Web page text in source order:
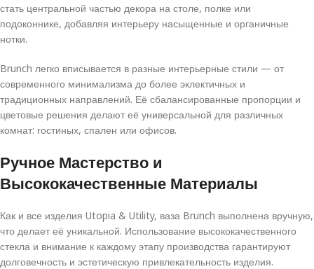
стать центральной частью декора на столе, полке или
подоконнике, добавляя интерьеру насыщенные и органичные
нотки.
Brunch легко вписывается в разные интерьерные стили — от
современного минимализма до более эклектичных и
традиционных направлений. Её сбалансированные пропорции и
цветовые решения делают её универсальной для различных
комнат: гостиных, спален или офисов.
Ручное Мастерство и
Высококачественные Материалы
Как и все изделия Utopia & Utility, ваза Brunch выполнена вручную,
что делает её уникальной. Использование высококачественного
стекла и внимание к каждому этапу производства гарантируют
долговечность и эстетическую привлекательность изделия.